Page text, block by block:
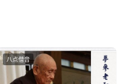
八点僧音